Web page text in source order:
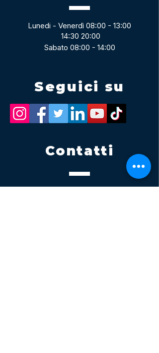
Lunedi - Venerdì 08:00 - 13:00
14:30 20:00
Sabato 08:00 - 14:00
Seguici su
Contatti